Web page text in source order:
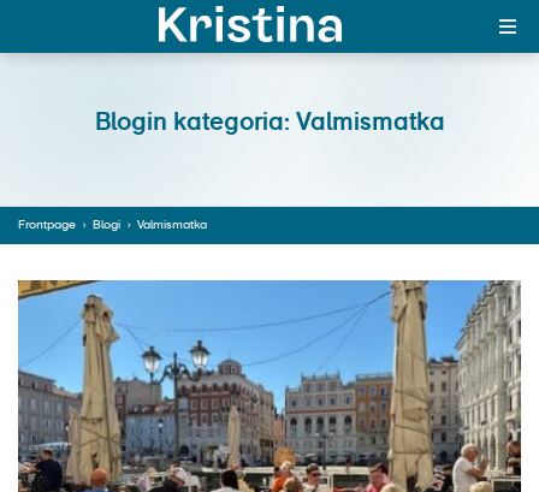
Blogin kategoria: Valmismatka
Frontpage › Blogi › Valmismatka